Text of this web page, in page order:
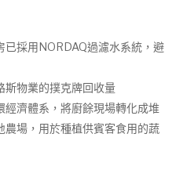
採用NORDAQ過濾水系統，避
斯物業的撲克牌回收量
濟體系，將廚餘現場轉化成堆
農場，用於種植供賓客食用的蔬